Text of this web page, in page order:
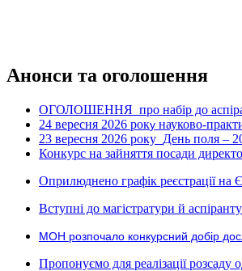
Анонси та оголошення
ОГОЛОШЕННЯ про набір до
24 вересня 2026 року науково-
23 вересня 2026 року День поля –
Конкурс на зайняття посади
Оприлюднено графік реєстрації
Вступні до магістратури й
МОН розпочало конкурсний добір
Пропонуємо для реалізації розсаду